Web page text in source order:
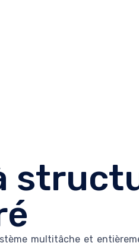
multitâche et